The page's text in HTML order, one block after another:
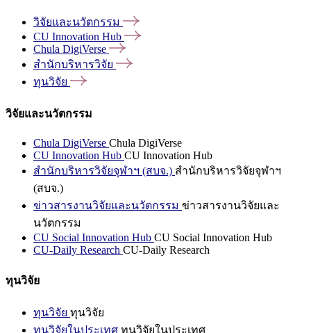
วิจัยและนวัตกรรม
CU Innovation Hub
Chula DigiVerse
สำนักบริหารวิจัย
ทุนวิจัย
วิจัยและนวัตกรรม
Chula DigiVerse Chula DigiVerse
CU Innovation Hub CU Innovation Hub
สำนักบริหารวิจัยจุฬาฯ (สบจ.) สำนักบริหารวิจัยจุฬาฯ
(สบจ.)
ข่าวสารงานวิจัยและนวัตกรรม ข่าวสารงานวิจัยและ
นวัตกรรม
CU Social Innovation Hub CU Social Innovation Hub
CU-Daily Research CU-Daily Research
ทุนวิจัย
ทุนวิจัย ทุนวิจัย
ทุนวิจัยในประเทศ ทุนวิจัยในประเทศ